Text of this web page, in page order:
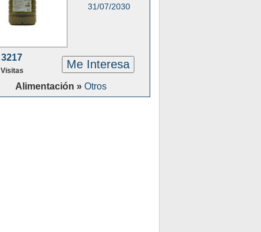
31/07/2030
3217
Visitas Me Interesa
Alimentación » Otros